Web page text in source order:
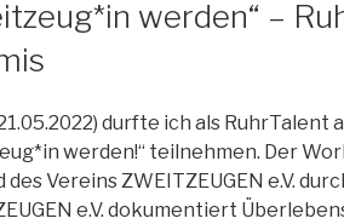
werden“ –
durfte ich als RuhrTalent
werden!“ teilnehmen. Der
des Vereins ZWEITZEUGEN e.V.
e.V. dokumentiert